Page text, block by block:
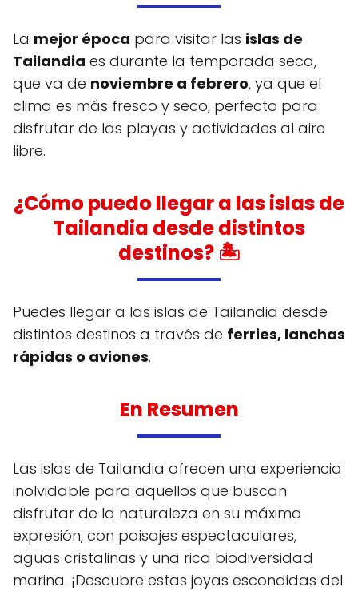
La mejor época para visitar las islas de
Tailandia es durante la temporada seca,
que va de noviembre a febrero, ya que el
clima es más fresco y seco, perfecto para
disfrutar de las playas y actividades al aire
libre.
¿Cómo puedo llegar a las islas de
Tailandia desde distintos
destinos? 🏝
Puedes llegar a las islas de Tailandia desde
distintos destinos a través de ferries, lanchas
rápidas o aviones.
En Resumen
Las islas de Tailandia ofrecen una experiencia
inolvidable para aquellos que buscan
disfrutar de la naturaleza en su máxima
expresión, con paisajes espectaculares,
aguas cristalinas y una rica biodiversidad
marina. ¡Descubre estas joyas escondidas del